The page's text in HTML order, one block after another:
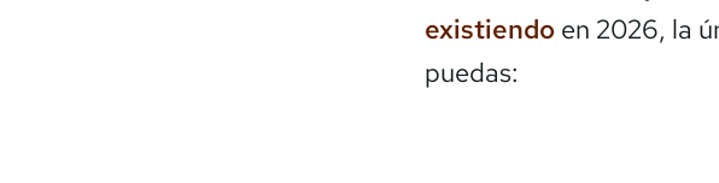
existiendo en 2026, la
puedas: